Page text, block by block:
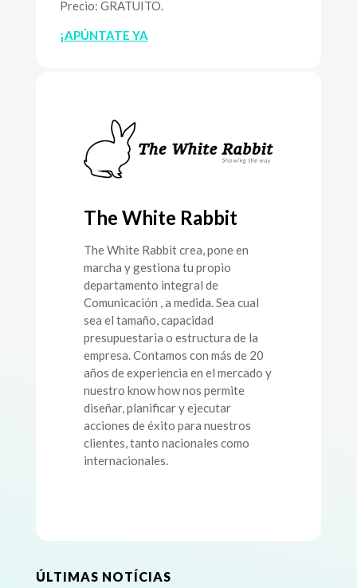
Precio: GRATUITO.
¡APÚNTATE YA
The White Rabbit
The White Rabbit crea, pone en
marcha y gestiona tu propio
departamento integral de
Comunicación , a medida. Sea cual
sea el tamaño, capacidad
presupuestaria o estructura de la
empresa. Contamos con más de 20
años de experiencia en el mercado y
nuestro know how nos permite
diseñar, planificar y ejecutar
acciones de éxito para nuestros
clientes, tanto nacionales como
internacionales.
ÚLTIMAS NOTÍCIAS